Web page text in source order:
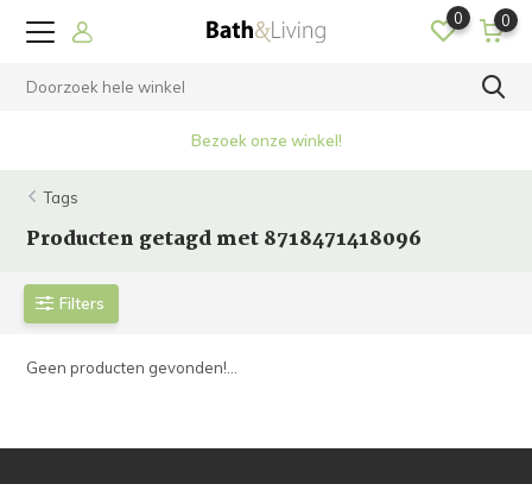
0 0
Bezoek onze winkel!
Tags
Producten getagd met 8718471418096
Filters
Geen producten gevonden!...